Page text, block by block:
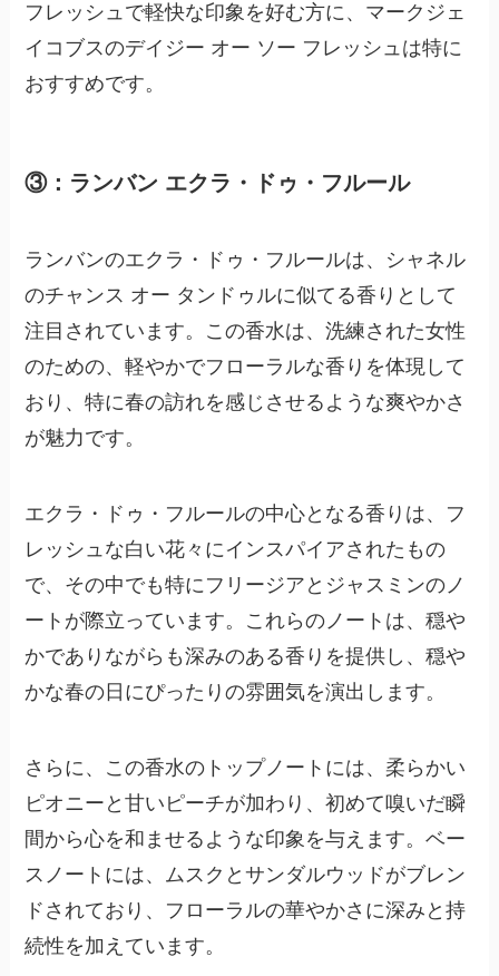
フレッシュで軽快な印象を好む方に、マークジェ
イコブスのデイジー オー ソー フレッシュは特に
おすすめです。
③：ランバン エクラ・ドゥ・フルール
ランバンのエクラ・ドゥ・フルールは、シャネル
のチャンス オー タンドゥルに似てる香りとして
注目されています。この香水は、洗練された女性
のための、軽やかでフローラルな香りを体現して
おり、特に春の訪れを感じさせるような爽やかさ
が魅力です。
エクラ・ドゥ・フルールの中心となる香りは、フ
レッシュな白い花々にインスパイアされたもの
で、その中でも特に フリージアとジャスミンのノ
ート が際立っています。これらのノートは、穏や
かでありながらも深みのある香りを提供し、穏や
かな春の日にぴったりの雰囲気を演出します。
さらに、この香水のトップノートには、柔らかい
ピオニーと甘いピーチが加わり、初めて嗅いだ瞬
間から心を和ませるような印象を与えます。ベー
スノートには、
ムスクとサンダルウッドがブレン
ドされており、フローラルの華やかさに深みと持
続性を加えています。